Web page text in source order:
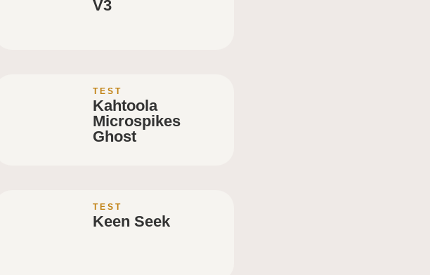
V3
TEST
Kahtoola
Microspikes
Ghost
TEST
Keen Seek